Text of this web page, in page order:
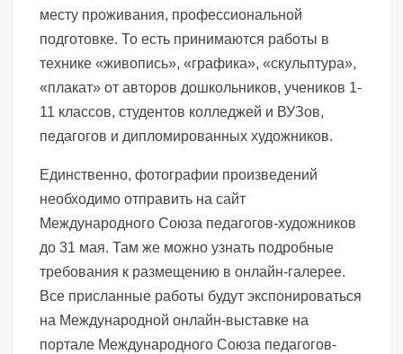
месту проживания, профессиональной
подготовке. То есть принимаются работы в
технике «живопись», «графика», «скульптура»,
«плакат» от авторов дошкольников, учеников 1-
11 классов, студентов колледжей и ВУЗов,
педагогов и дипломированных художников.
Единственно, фотографии произведений
необходимо отправить на сайт
Международного Союза педагогов-художников
до 31 мая. Там же можно узнать подробные
требования к размещению в онлайн-галерее.
Все присланные работы будут экспонироваться
на Международной онлайн-выставке на
портале Международного Союза педагогов-